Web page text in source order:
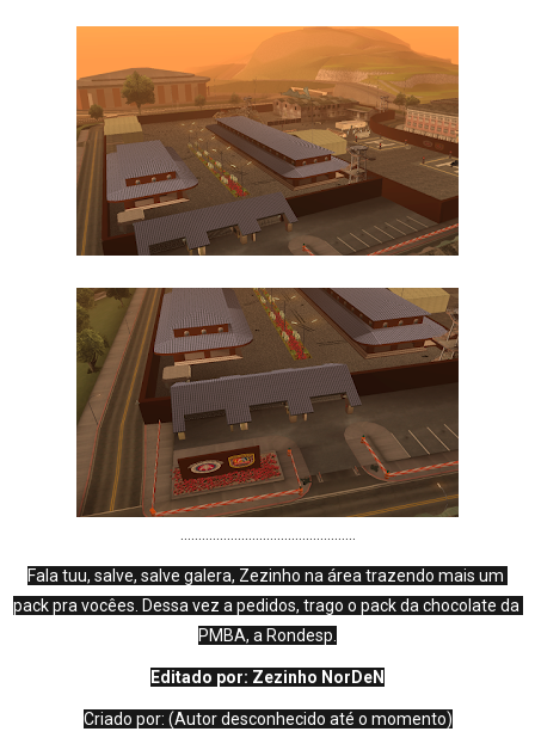
Fala tuu, salve, salve galera, Zezinho na área trazendo mais um
pack pra vocêes. Dessa vez a pedidos, trago o pack da chocolate da
PMBA, a Rondesp.
Editado por: Zezinho NorDeN
Criado por: (Autor desconhecido até o momento)